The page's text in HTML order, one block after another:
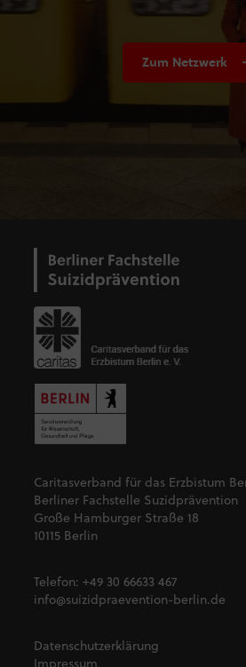
Zum Netzwerk
Caritasverband für das Erzbistum
Berliner Fachstelle Suzidprävention
Große Hamburger Straße 18
10115 Berlin
Telefon: +49 30 66633 467
info@suizidpraevention-berlin.de
Datenschutzerklärung
Impressum